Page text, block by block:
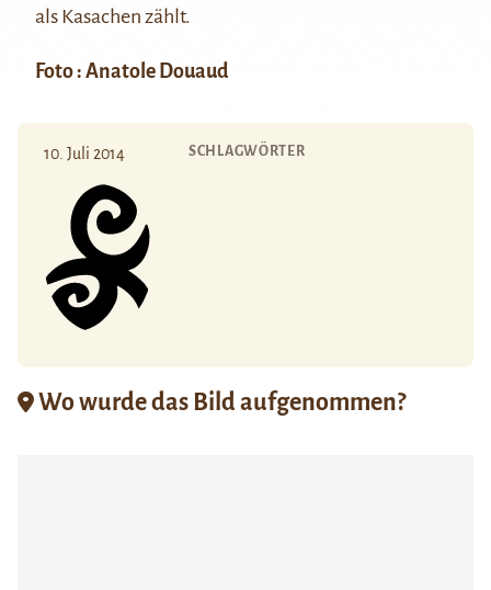
als Kasachen zählt.
Foto : Anatole Douaud
10. Juli 2014 SCHLAGWÖRTER
Wo wurde das Bild aufgenommen?